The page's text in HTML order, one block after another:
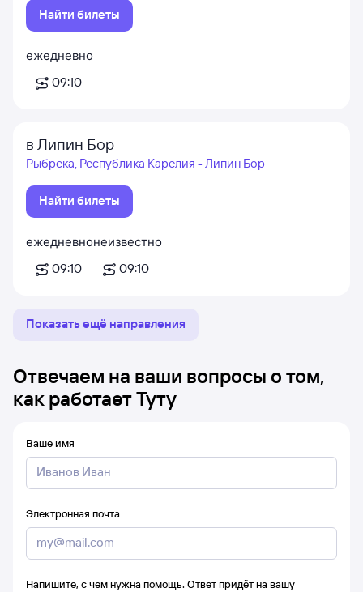
Найти билеты
ежедневно
09:10
в Липин Бор
Рыбрека, Республика Карелия - Липин Бор
Найти билеты
ежедневно
09:10
неизвестно
09:10
Показать ещё направления
Отвечаем на ваши вопросы о том,
как работает Туту
Ваше имя
Электронная почта
Напишите, с чем нужна помощь. Ответ придёт на вашу